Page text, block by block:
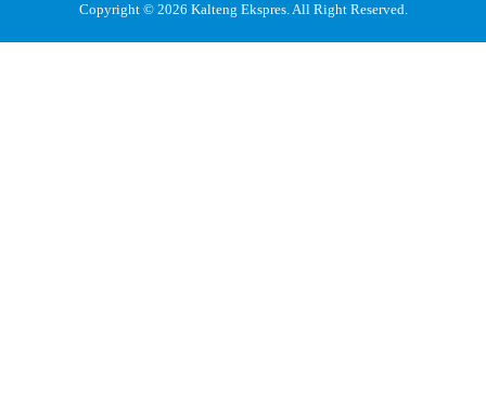
Copyright © 2026 Kalteng Ekspres. All Right Reserved.